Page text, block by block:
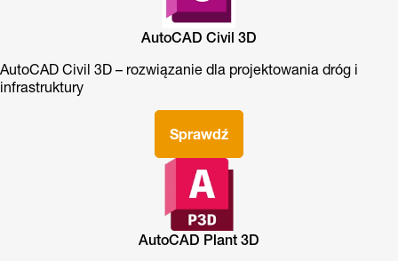
AutoCAD Civil 3D
AutoCAD Civil 3D – rozwiązanie dla projektowania dróg i
infrastruktury
Sprawdź
AutoCAD Plant 3D